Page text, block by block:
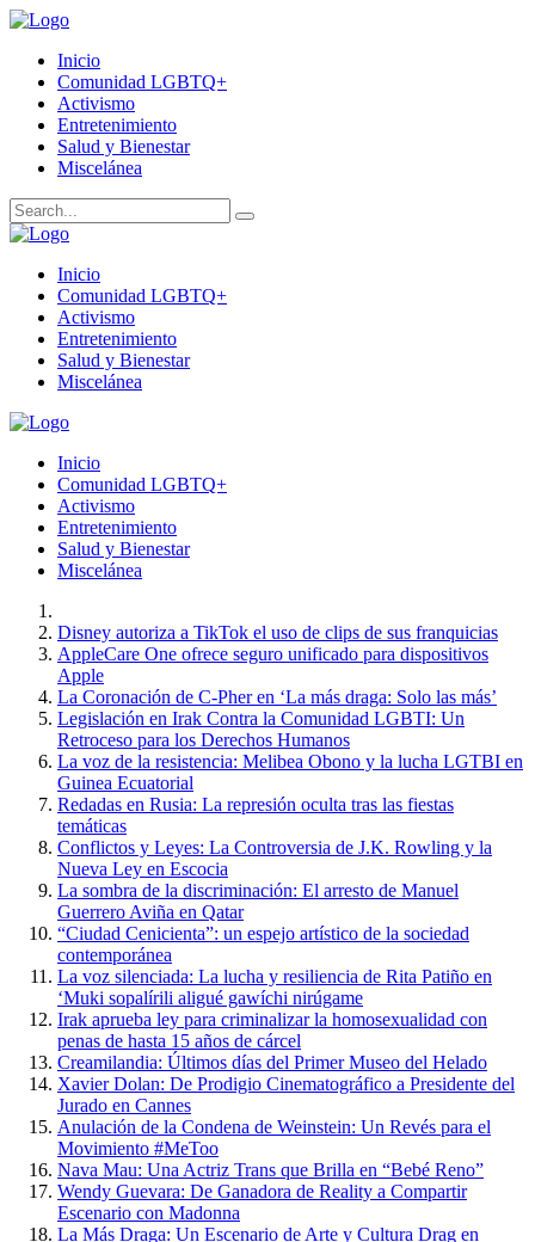
Inicio
Comunidad LGBTQ+
Activismo
Entretenimiento
Salud y Bienestar
Miscelánea
Inicio
Comunidad LGBTQ+
Activismo
Entretenimiento
Salud y Bienestar
Miscelánea
Inicio
Comunidad LGBTQ+
Activismo
Entretenimiento
Salud y Bienestar
Miscelánea
Disney autoriza a TikTok el uso de clips de sus franquicias
AppleCare One ofrece seguro unificado para dispositivos
Apple
La Coronación de C-Pher en ‘La más draga: Solo las más’
Legislación en Irak Contra la Comunidad LGBTI: Un
Retroceso para los Derechos Humanos
La voz de la resistencia: Melibea Obono y la lucha LGTBI en
Guinea Ecuatorial
Redadas en Rusia: La represión oculta tras las fiestas
temáticas
Conflictos y Leyes: La Controversia de J.K. Rowling y la
Nueva Ley en Escocia
La sombra de la discriminación: El arresto de Manuel
Guerrero Aviña en Qatar
“Ciudad Cenicienta”: un espejo artístico de la sociedad
contemporánea
La voz silenciada: La lucha y resiliencia de Rita Patiño en
‘Muki sopalírili aligué gawíchi nirúgame
Irak aprueba ley para criminalizar la homosexualidad con
penas de hasta 15 años de cárcel
Creamilandia: Últimos días del Primer Museo del Helado
Xavier Dolan: De Prodigio Cinematográfico a Presidente del
Jurado en Cannes
Anulación de la Condena de Weinstein: Un Revés para el
Movimiento #MeToo
Nava Mau: Una Actriz Trans que Brilla en “Bebé Reno”
Wendy Guevara: De Ganadora de Reality a Compartir
Escenario con Madonna
La Más Draga: Un Escenario de Arte y Cultura Drag en